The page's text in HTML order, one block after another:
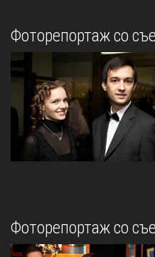
Фоторепортаж со
Фоторепортаж со